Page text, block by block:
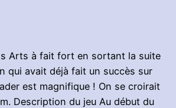
Arts à fait fort en sortant la suite
qui avait déjà fait un succès sur
est magnifique ! On se croirait
Description du jeu Au début du